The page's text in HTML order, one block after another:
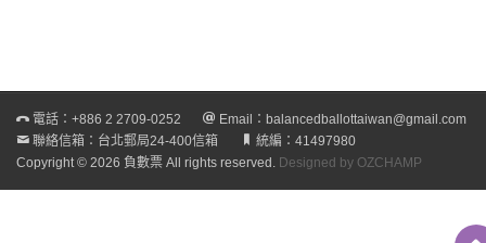
電話： +886 2 2709-0252 Email： balancedballottaiwan@gmail.com
聯絡信箱：台北郵局24-400信箱
統編：41497980
Copyright © 2026 負數票 All rights reserved. Designed by OZCHAMP